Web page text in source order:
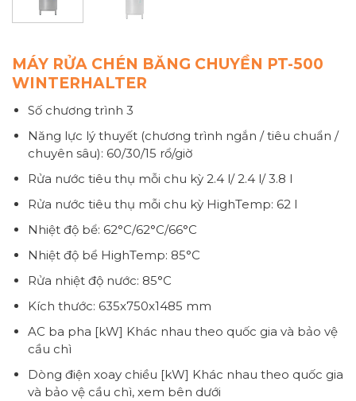
MÁY RỬA CHÉN BĂNG CHUYỀN PT-500
WINTERHALTER
Số chương trình 3
Năng lực lý thuyết (chương trình ngắn / tiêu chuẩn /
chuyên sâu): 60/30/15 rổ/giờ
Rửa nước tiêu thụ mỗi chu kỳ 2.4 l/ 2.4 l/ 3.8 l
Rửa nước tiêu thụ mỗi chu kỳ HighTemp: 62 l
Nhiệt độ bể: 62°C/62°C/66°C
Nhiệt độ bể HighTemp: 85°C
Rửa nhiệt độ nước: 85°C
Kích thước: 635x750x1485 mm
AC ba pha [kW] Khác nhau theo quốc gia và bảo vệ
cầu chì
Dòng điện xoay chiều [kW] Khác nhau theo quốc gia
và bảo vệ cầu chì, xem bên dưới